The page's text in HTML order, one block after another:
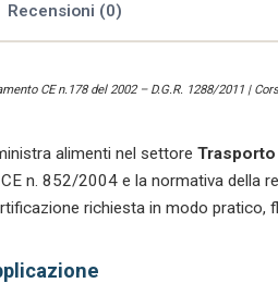
e
Recensioni (0)
CE n.178 del 2002 – D.G.R. 1288/2011 |
alimenti nel settore
n. 852/2004 e la normativa della
richiesta in modo pratico,